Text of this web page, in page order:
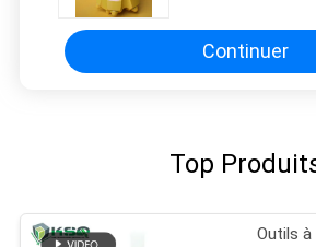
165mm
Continuer
Top
Outils